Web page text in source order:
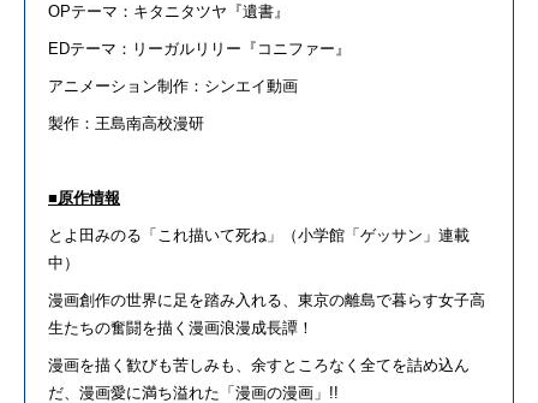
OPテーマ ：キタニタツヤ『遺書』
EDテーマ ： リーガル リリー 『 コニファー 』
アニメ ーション制作：シンエイ動画
製作：王島南高校漫研
■原作情報
とよ田みのる「 これ描いて死ね 」（小学館「ゲッサン」連載
中）
漫画創作の世界に 足を踏み入れる、東京の離島で暮らす女子高
生たちの奮闘を描く漫画浪漫成長譚！
漫画を描く歓びも苦しみも、余すところなく全てを詰め込ん
だ、漫画愛に満ち溢れた「漫画の漫画」 !!